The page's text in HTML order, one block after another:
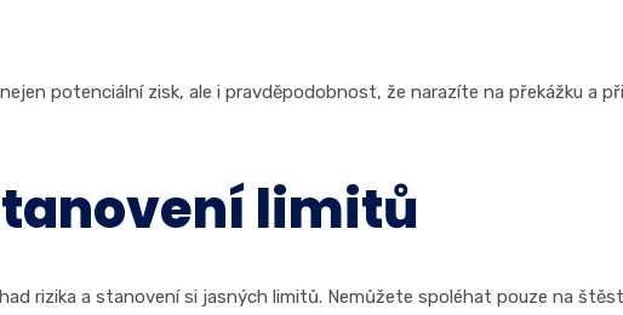
potenciální zisk, ale i pravděpodobnost, že narazíte na překážku a
limitů
rizika a stanovení si jasných limitů. Nemůžete spoléhat pouze na